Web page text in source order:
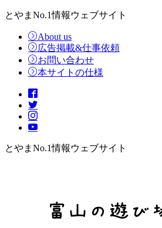
とやまNo.1情報ウェブサイト
About us
広告掲載&仕事依頼
お問い合わせ
本サイトの仕様
とやまNo.1情報ウェブサイト